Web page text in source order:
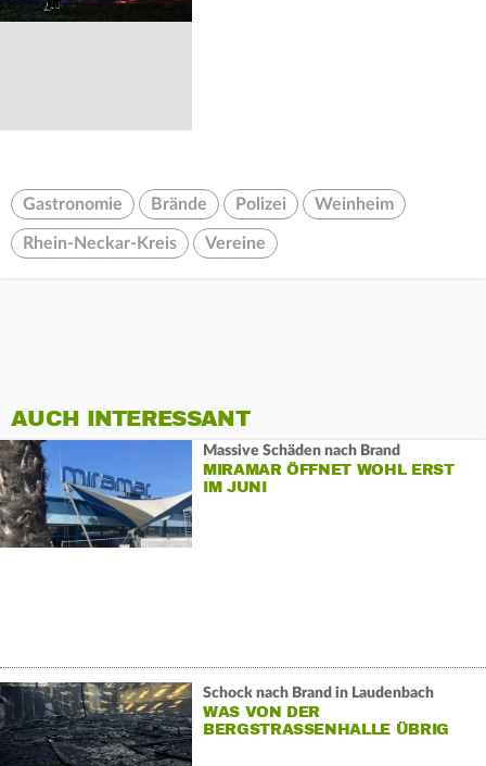
Gastronomie Brände Polizei Weinheim
Rhein-Neckar-Kreis Vereine
AUCH INTERESSANT
Massive Schäden nach Brand
MIRAMAR ÖFFNET WOHL ERST
IM JUNI
Schock nach Brand in Laudenbach
WAS VON DER
BERGSTRASSENHALLE ÜBRIG I